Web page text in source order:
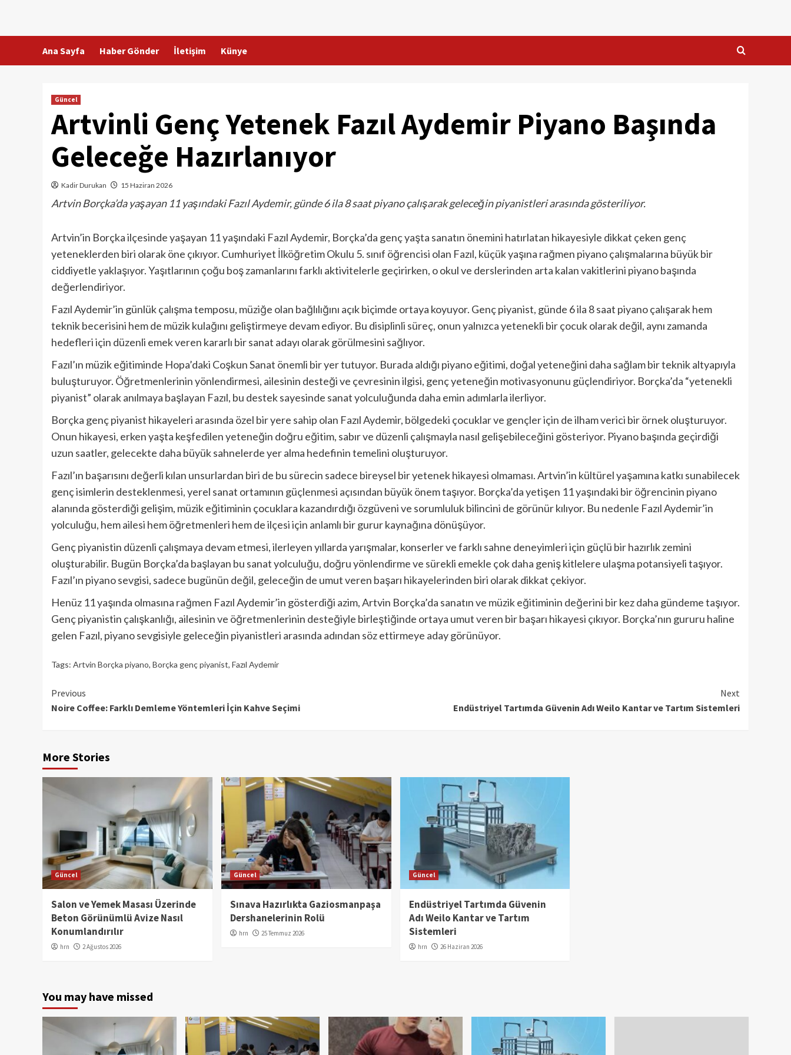
content
Ana Sayfa Haber Gönder İletişim Künye
Güncel
Artvinli Genç Yetenek Fazıl Aydemir Piyano Başında
Geleceğe Hazırlanıyor
Kadir Durukan 15 Haziran 2026
Artvin Borçka’da yaşayan 11 yaşındaki Fazıl Aydemir, günde 6 ila 8 saat piyano çalışarak geleceğin piyanistleri arasında gösteriliyor.
Artvin’in Borçka ilçesinde yaşayan 11 yaşındaki Fazıl Aydemir, Borçka’da genç yaşta sanatın önemini hatırlatan hikayesiyle dikkat çeken genç
yeteneklerden biri olarak öne çıkıyor. Cumhuriyet İlköğretim Okulu 5. sınıf öğrencisi olan Fazıl, küçük yaşına rağmen piyano çalışmalarına büyük bir
ciddiyetle yaklaşıyor. Yaşıtlarının çoğu boş zamanlarını farklı aktivitelerle geçirirken, o okul ve derslerinden arta kalan vakitlerini piyano başında
değerlendiriyor.
Fazıl Aydemir’in günlük çalışma temposu, müziğe olan bağlılığını açık biçimde ortaya koyuyor. Genç piyanist, günde 6 ila 8 saat piyano çalışarak hem
teknik becerisini hem de müzik kulağını geliştirmeye devam ediyor. Bu disiplinli süreç, onun yalnızca yetenekli bir çocuk olarak değil, aynı zamanda
hedefleri için düzenli emek veren kararlı bir sanat adayı olarak görülmesini sağlıyor.
Fazıl’ın müzik eğitiminde Hopa’daki Coşkun Sanat önemli bir yer tutuyor. Burada aldığı piyano eğitimi, doğal yeteneğini daha sağlam bir teknik altyapıyla
buluşturuyor. Öğretmenlerinin yönlendirmesi, ailesinin desteği ve çevresinin ilgisi, genç yeteneğin motivasyonunu güçlendiriyor. Borçka’da “yetenekli
piyanist” olarak anılmaya başlayan Fazıl, bu destek sayesinde sanat yolculuğunda daha emin adımlarla ilerliyor.
Borçka genç piyanist hikayeleri arasında özel bir yere sahip olan Fazıl Aydemir, bölgedeki çocuklar ve gençler için de ilham verici bir örnek oluşturuyor.
Onun hikayesi, erken yaşta keşfedilen yeteneğin doğru eğitim, sabır ve düzenli çalışmayla nasıl gelişebileceğini gösteriyor. Piyano başında geçirdiği
uzun saatler, gelecekte daha büyük sahnelerde yer alma hedefinin temelini oluşturuyor.
Fazıl’ın başarısını değerli kılan unsurlardan biri de bu sürecin sadece bireysel bir yetenek hikayesi olmaması. Artvin’in kültürel yaşamına katkı sunabilecek
genç isimlerin desteklenmesi, yerel sanat ortamının güçlenmesi açısından büyük önem taşıyor. Borçka’da yetişen 11 yaşındaki bir öğrencinin piyano
alanında gösterdiği gelişim, müzik eğitiminin çocuklara kazandırdığı özgüveni ve sorumluluk bilincini de görünür kılıyor. Bu nedenle Fazıl Aydemir’in
yolculuğu, hem ailesi hem öğretmenleri hem de ilçesi için anlamlı bir gurur kaynağına dönüşüyor.
Genç piyanistin düzenli çalışmaya devam etmesi, ilerleyen yıllarda yarışmalar, konserler ve farklı sahne deneyimleri için güçlü bir hazırlık zemini
oluşturabilir. Bugün Borçka’da başlayan bu sanat yolculuğu, doğru yönlendirme ve sürekli emekle çok daha geniş kitlelere ulaşma potansiyeli taşıyor.
Fazıl’ın piyano sevgisi, sadece bugünün değil, geleceğin de umut veren başarı hikayelerinden biri olarak dikkat çekiyor.
Henüz 11 yaşında olmasına rağmen Fazıl Aydemir’in gösterdiği azim, Artvin Borçka’da sanatın ve müzik eğitiminin değerini bir kez daha gündeme taşıyor.
Genç piyanistin çalışkanlığı, ailesinin ve öğretmenlerinin desteğiyle birleştiğinde ortaya umut veren bir başarı hikayesi çıkıyor. Borçka’nın gururu haline
gelen Fazıl, piyano sevgisiyle geleceğin piyanistleri arasında adından söz ettirmeye aday görünüyor.
Tags: Artvin Borçka piyano, Borçka genç piyanist, Fazıl Aydemir
Continue
Reading
Previous
Noire Coffee: Farklı Demleme Yöntemleri İçin Kahve Seçimi
Next
Endüstriyel Tartımda Güvenin Adı Weilo Kantar ve Tartım Sistemleri
More Stories
Güncel
Salon ve Yemek Masası Üzerinde
Beton Görünümlü Avize Nasıl
Konumlandırılır
hrn 2 Ağustos 2026
Güncel
Sınava Hazırlıkta Gaziosmanpaşa
Dershanelerinin Rolü
hrn 25 Temmuz 2026
Güncel
Endüstriyel Tartımda Güvenin
Adı Weilo Kantar ve Tartım
Sistemleri
hrn 26 Haziran 2026
You may have missed